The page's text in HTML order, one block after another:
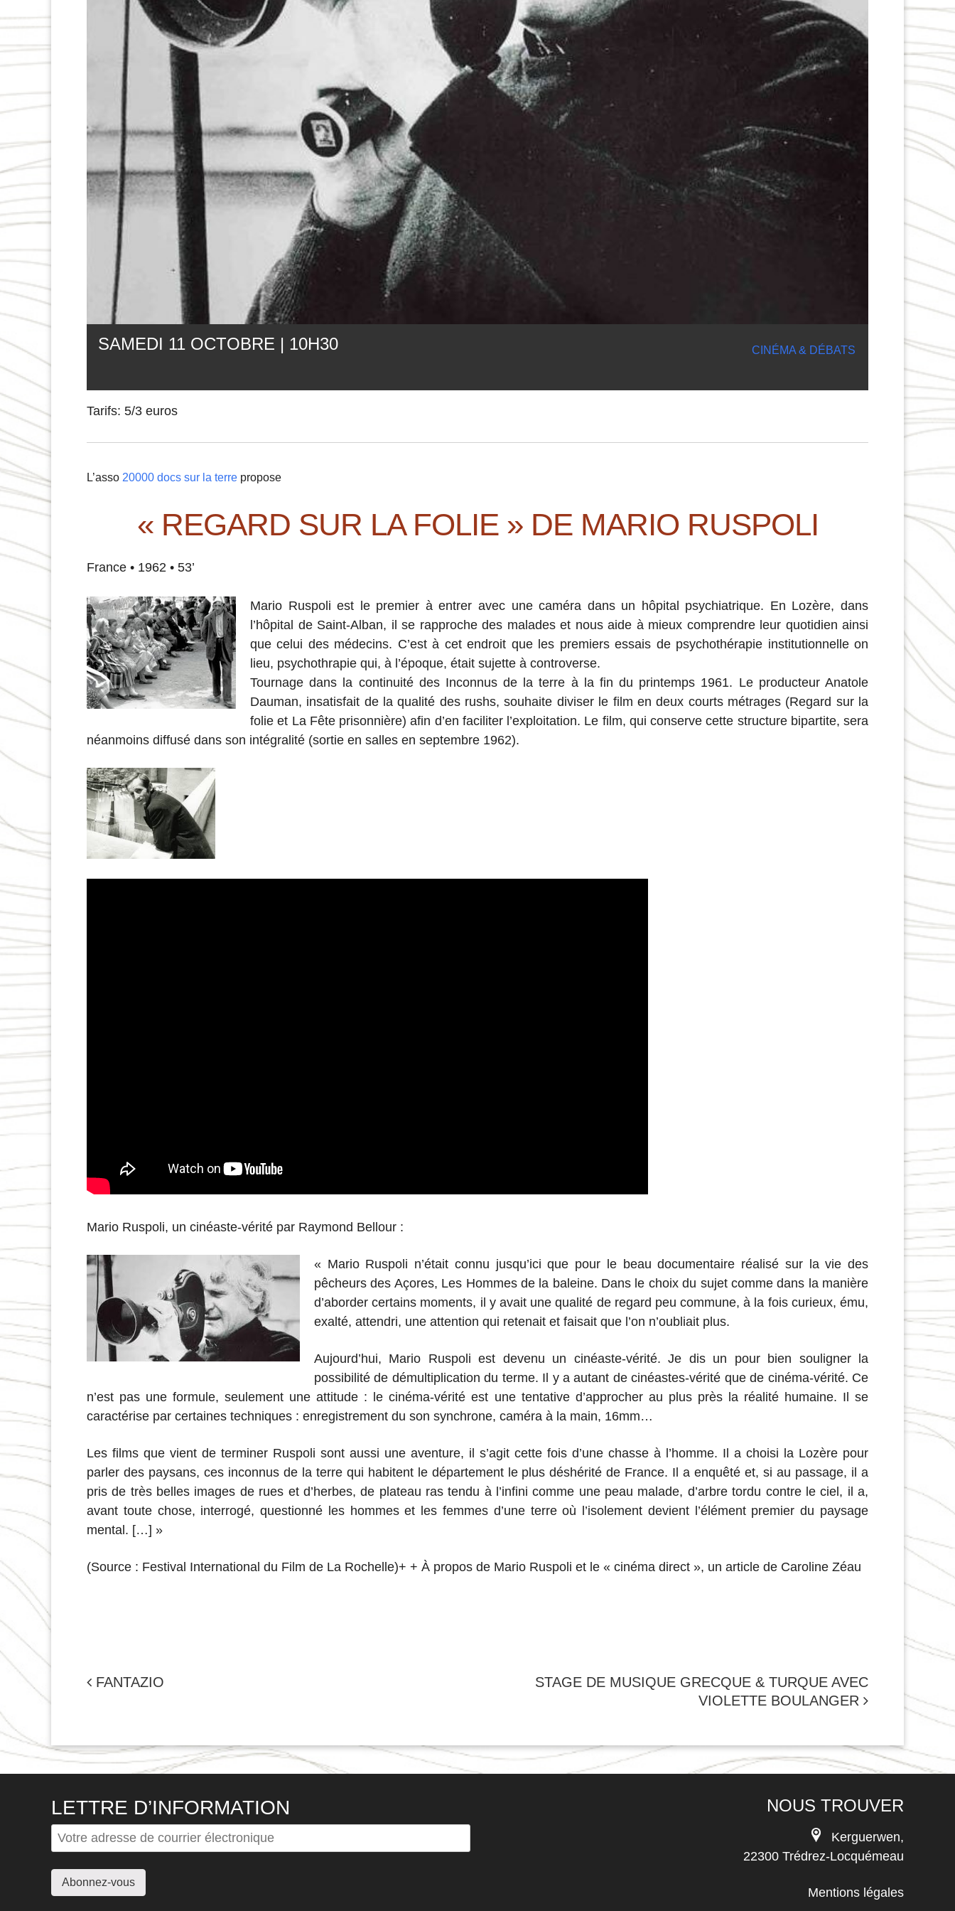
SAMEDI 11 OCTOBRE | 10H30 CINÉMA & DÉBATS
Tarifs: 5/3 euros
L’asso 20000 docs sur la terre propose
« REGARD SUR LA FOLIE » DE MARIO RUSPOLI
France • 1962 • 53’
Mario Ruspoli est le premier à entrer avec une caméra dans un hôpital psychiatrique. En Lozère, dans
l’hôpital de Saint-Alban, il se rapproche des malades et nous aide à mieux comprendre leur quotidien ainsi
que celui des médecins. C’est à cet endroit que les premiers essais de psychothérapie institutionnelle on
lieu, psychothrapie qui, à l’époque, était sujette à controverse.
Tournage dans la continuité des Inconnus de la terre à la fin du printemps 1961. Le producteur Anatole
Dauman, insatisfait de la qualité des rushs, souhaite diviser le film en deux courts métrages (Regard sur la
folie et La Fête prisonnière) afin d’en faciliter l’exploitation. Le film, qui conserve cette structure bipartite, sera
néanmoins diffusé dans son intégralité (sortie en salles en septembre 1962).
Mario Ruspoli, un cinéaste-vérité par Raymond Bellour :
« Mario Ruspoli n’était connu jusqu’ici que pour le beau documentaire réalisé sur la vie des
pêcheurs des Açores, Les Hommes de la baleine. Dans le choix du sujet comme dans la manière
d’aborder certains moments, il y avait une qualité de regard peu commune, à la fois curieux, ému,
exalté, attendri, une attention qui retenait et faisait que l’on n’oubliait plus.
Aujourd’hui, Mario Ruspoli est devenu un cinéaste-vérité. Je dis un pour bien souligner la
possibilité de démultiplication du terme. Il y a autant de cinéastes-vérité que de cinéma-vérité. Ce
n’est pas une formule, seulement une attitude : le cinéma-vérité est une tentative d’approcher au plus près la réalité humaine. Il se
caractérise par certaines techniques : enregistrement du son synchrone, caméra à la main, 16mm…
Les films que vient de terminer Ruspoli sont aussi une aventure, il s’agit cette fois d’une chasse à l’homme. Il a choisi la Lozère pour
parler des paysans, ces inconnus de la terre qui habitent le département le plus déshérité de France. Il a enquêté et, si au passage, il a
pris de très belles images de rues et d’herbes, de plateau ras tendu à l’infini comme une peau malade, d’arbre tordu contre le ciel, il a,
avant toute chose, interrogé, questionné les hommes et les femmes d’une terre où l’isolement devient l’élément premier du paysage
mental. […] »
(Source : Festival International du Film de La Rochelle)+ + À propos de Mario Ruspoli et le « cinéma direct », un article de Caroline Zéau​
NAVIGATION
FANTAZIO
STAGE DE MUSIQUE GRECQUE & TURQUE AVEC
VIOLETTE BOULANGER
LETTRE D’INFORMATION NOUS TROUVER
Kerguerwen,
22300 Trédrez-Locquémeau
Mentions légales